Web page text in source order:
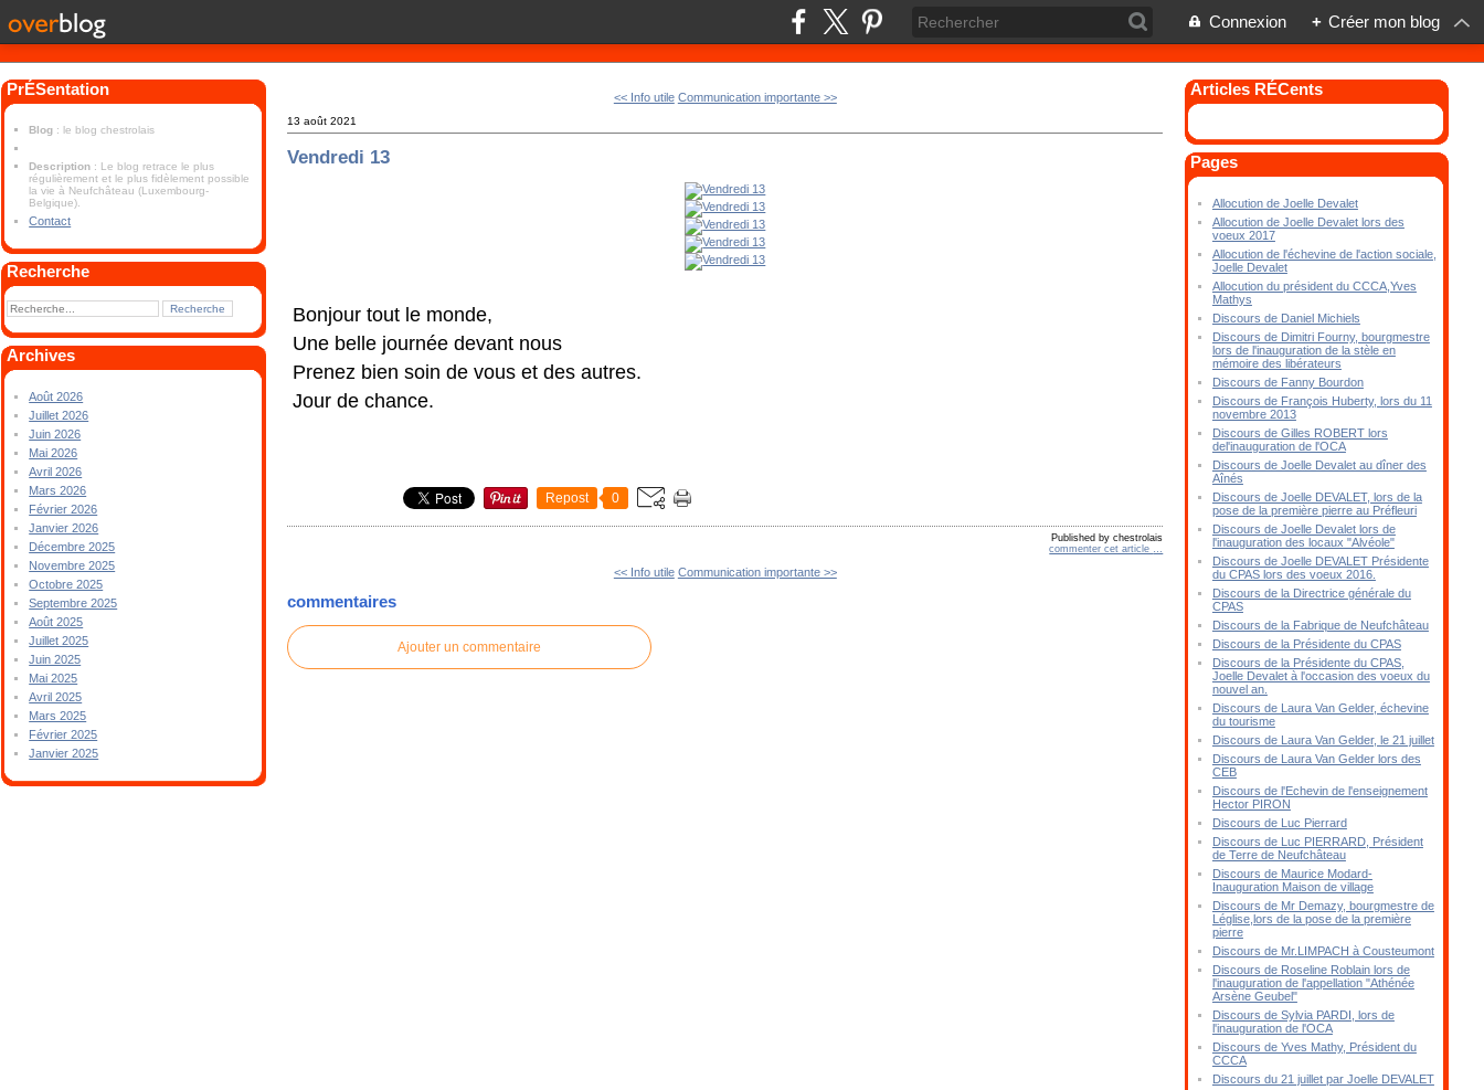
Connexion + Créer mon blog
PrÉSentation
Blog : le blog chestrolais
Description : Le blog retrace le plus
régulièrement et le plus fidèlement possible
la vie à Neufchâteau (Luxembourg-
Belgique).
Contact
Recherche
Archives
Août 2026
Juillet 2026
Juin 2026
Mai 2026
Avril 2026
Mars 2026
Février 2026
Janvier 2026
Décembre 2025
Novembre 2025
Octobre 2025
Septembre 2025
Août 2025
Juillet 2025
Juin 2025
Mai 2025
Avril 2025
Mars 2025
Février 2025
Janvier 2025
<< Info utile Communication importante >>
13 août 2021
Vendredi 13
Bonjour tout le monde,
Une belle journée devant nous
Prenez bien soin de vous et des autres.
Jour de chance.
Repost 0
Published by chestrolais
commenter cet article
<< Info utile Communication importante >>
commentaires
Ajouter un commentaire
Articles RÉCents
Pages
Allocution de Joelle Devalet
Allocution de Joelle Devalet lors des
voeux 2017
Allocution de l'échevine de l'action sociale,
Joelle Devalet
Allocution du président du CCCA,Yves
Mathys
Discours de Daniel Michiels
Discours de Dimitri Fourny, bourgmestre
lors de l'inauguration de la stèle en
mémoire des libérateurs
Discours de Fanny Bourdon
Discours de François Huberty, lors du 11
novembre 2013
Discours de Gilles ROBERT lors
del'inauguration de l'OCA
Discours de Joelle Devalet au dîner des
Aînés
Discours de Joelle DEVALET, lors de la
pose de la première pierre au Préfleuri
Discours de Joelle Devalet lors de
l'inauguration des locaux "Alvéole"
Discours de Joelle DEVALET Présidente
du CPAS lors des voeux 2016.
Discours de la Directrice générale du
CPAS
Discours de la Fabrique de Neufchâteau
Discours de la Présidente du CPAS
Discours de la Présidente du CPAS,
Joelle Devalet à l'occasion des voeux du
nouvel an.
Discours de Laura Van Gelder, échevine
du tourisme
Discours de Laura Van Gelder, le 21 juillet
Discours de Laura Van Gelder lors des
CEB
Discours de l'Echevin de l'enseignement
Hector PIRON
Discours de Luc Pierrard
Discours de Luc PIERRARD, Président
de Terre de Neufchâteau
Discours de Maurice Modard-
Inauguration Maison de village
Discours de Mr Demazy, bourgmestre de
Léglise,lors de la pose de la première
pierre
Discours de Mr.LIMPACH à Cousteumont
Discours de Roseline Roblain lors de
l'inauguration de l'appellation "Athénée
Arsène Geubel"
Discours de Sylvia PARDI, lors de
l'inauguration de l'OCA
Discours de Yves Mathy, Président du
CCCA
Discours du 21 juillet par Joelle DEVALET